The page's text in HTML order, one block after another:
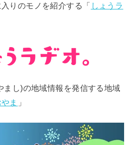
りのモノを紹介する「 しょうラ
し)の地域情報を発信する地域
ま 」